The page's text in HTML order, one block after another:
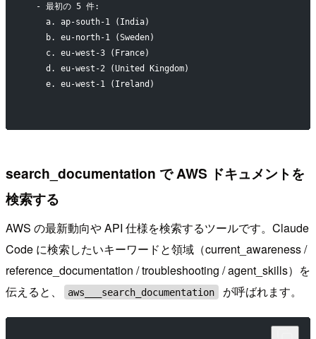
  - 最初の 5 件:
    a. ap-south-1 (India)
    b. eu-north-1 (Sweden)
    c. eu-west-3 (France)
    d. eu-west-2 (United Kingdom)
    e. eu-west-1 (Ireland)
search_documentation で AWS ドキュメントを
検索する
AWS の最新動向や API 仕様を検索するツールです。Claude
Code に検索したいキーワードと領域（current_awareness /
reference_documentation / troubleshooting / agent_skills）を
伝えると、
aws___search_documentation が呼ばれます。